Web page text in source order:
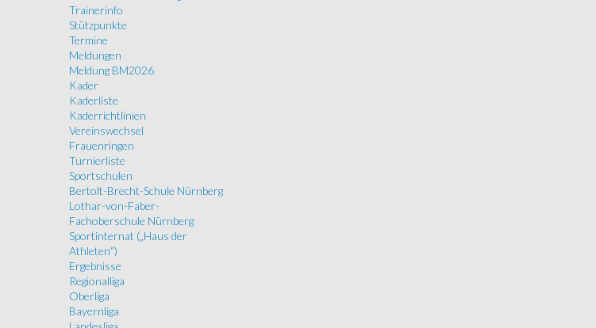
Trainerinfo
Stützpunkte
Termine
Meldungen
Meldung BM2026
Kader
Kaderliste
Kaderrichtlinien
Vereinswechsel
Frauenringen
Turnierliste
Sportschulen
Bertolt-Brecht-Schule Nürnberg
Lothar-von-Faber-
Fachoberschule Nürnberg
Sportinternat („Haus der
Athleten“)
Ergebnisse
Regionalliga
Oberliga
Bayernliga